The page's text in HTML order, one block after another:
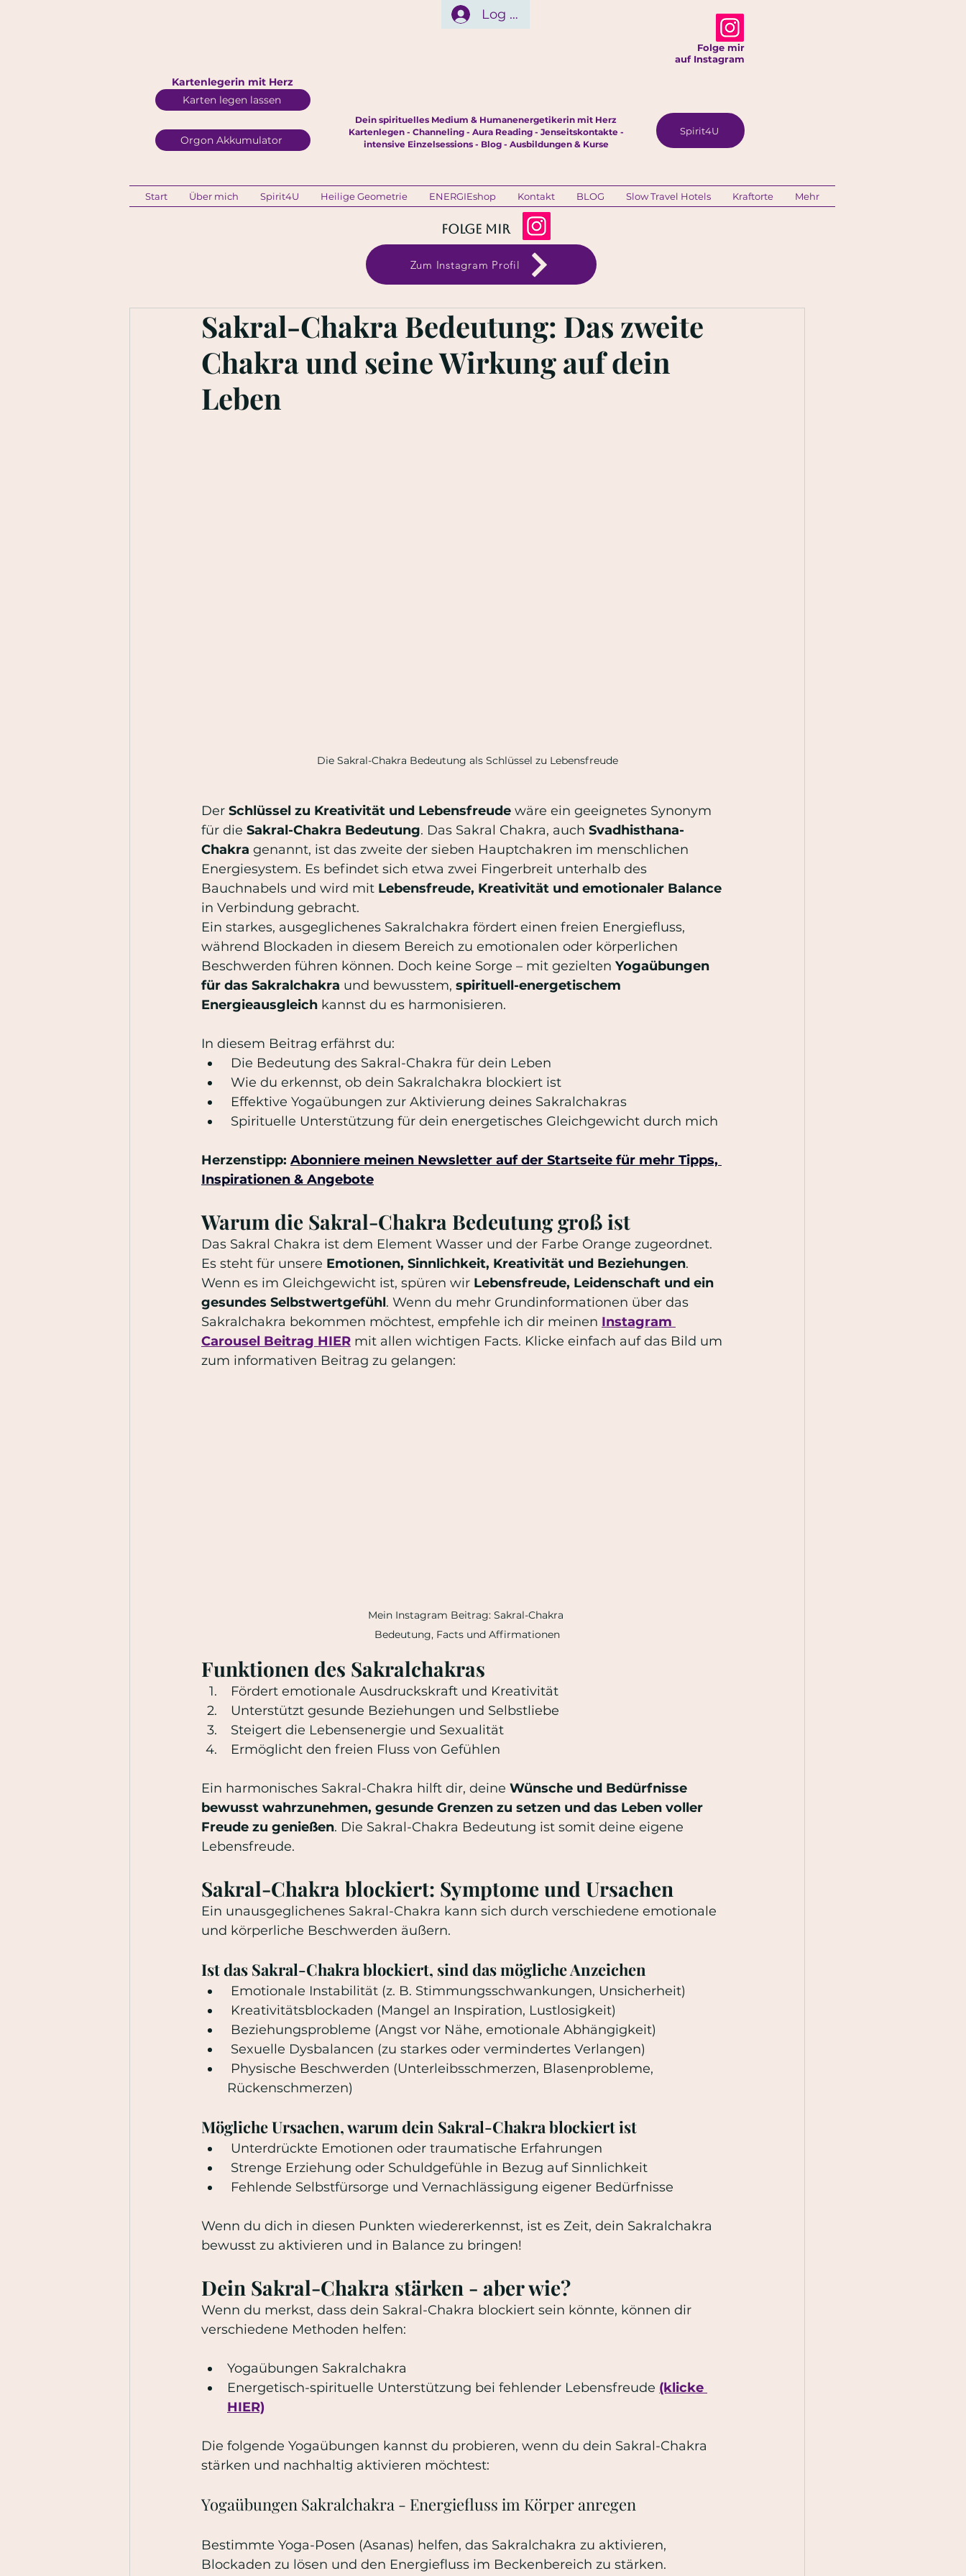
Kartenlegerin mit Herz
Karten legen lassen
Orgon Akkumulator
Log In
Dein spirituelles Medium & Humanenergetikerin mit Herz
Kartenlegen - Channeling - Aura Reading - Jenseitskontakte -
intensive Einzelsessions - Blog - Ausbildungen & Kurse
Folge mir
auf Instagram
Spirit4U
Start Über mich Spirit4U Heilige Geometrie ENERGIEshop Kontakt BLOG Slow Travel Hotels Kraftorte Mehr
Folge mir
Zum Instagram Profil
Sakral-Chakra Bedeutung: Das zweite
Chakra und seine Wirkung auf dein
Leben
Die Sakral-Chakra Bedeutung als Schlüssel zu Lebensfreude
Der Schlüssel zu Kreativität und Lebensfreude wäre ein geeignetes Synonym
für die Sakral-Chakra Bedeutung. Das Sakral Chakra, auch Svadhisthana-
Chakra genannt, ist das zweite der sieben Hauptchakren im menschlichen
Energiesystem. Es befindet sich etwa zwei Fingerbreit unterhalb des
Bauchnabels und wird mit Lebensfreude, Kreativität und emotionaler Balance
in Verbindung gebracht.
Ein starkes, ausgeglichenes Sakralchakra fördert einen freien Energiefluss,
während Blockaden in diesem Bereich zu emotionalen oder körperlichen
Beschwerden führen können. Doch keine Sorge – mit gezielten Yogaübungen
für das Sakralchakra und bewusstem, spirituell-energetischem
Energieausgleich kannst du es harmonisieren.
In diesem Beitrag erfährst du:
Die Bedeutung des Sakral-Chakra für dein Leben
Wie du erkennst, ob dein Sakralchakra blockiert ist
Effektive Yogaübungen zur Aktivierung deines Sakralchakras
Spirituelle Unterstützung für dein energetisches Gleichgewicht durch mich
Herzenstipp: Abonniere meinen Newsletter auf der Startseite für mehr Tipps,
Inspirationen & Angebote
Warum die Sakral-Chakra Bedeutung groß ist
Das Sakral Chakra ist dem Element Wasser und der Farbe Orange zugeordnet.
Es steht für unsere Emotionen, Sinnlichkeit, Kreativität und Beziehungen.
Wenn es im Gleichgewicht ist, spüren wir Lebensfreude, Leidenschaft und ein
gesundes Selbstwertgefühl. Wenn du mehr Grundinformationen über das
Sakralchakra bekommen möchtest, empfehle ich dir meinen Instagram
Carousel Beitrag HIER mit allen wichtigen Facts. Klicke einfach auf das Bild um
zum informativen Beitrag zu gelangen:
Mein Instagram Beitrag: Sakral-Chakra
Bedeutung, Facts und Affirmationen
Funktionen des Sakralchakras
Fördert emotionale Ausdruckskraft und Kreativität
Unterstützt gesunde Beziehungen und Selbstliebe
Steigert die Lebensenergie und Sexualität
Ermöglicht den freien Fluss von Gefühlen
Ein harmonisches Sakral-Chakra hilft dir, deine Wünsche und Bedürfnisse
bewusst wahrzunehmen, gesunde Grenzen zu setzen und das Leben voller
Freude zu genießen. Die Sakral-Chakra Bedeutung ist somit deine eigene
Lebensfreude.
Sakral-Chakra blockiert: Symptome und Ursachen
Ein unausgeglichenes Sakral-Chakra kann sich durch verschiedene emotionale
und körperliche Beschwerden äußern.
Ist das Sakral-Chakra blockiert, sind das mögliche Anzeichen
Emotionale Instabilität (z. B. Stimmungsschwankungen, Unsicherheit)
Kreativitätsblockaden (Mangel an Inspiration, Lustlosigkeit)
Beziehungsprobleme (Angst vor Nähe, emotionale Abhängigkeit)
Sexuelle Dysbalancen (zu starkes oder vermindertes Verlangen)
Rückenschmerzen)
Mögliche Ursachen, warum dein Sakral-Chakra blockiert ist
Unterdrückte Emotionen oder traumatische Erfahrungen
Strenge Erziehung oder Schuldgefühle in Bezug auf Sinnlichkeit
Fehlende Selbstfürsorge und Vernachlässigung eigener Bedürfnisse
Wenn du dich in diesen Punkten wiedererkennst, ist es Zeit, dein Sakralchakra
bewusst zu aktivieren und in Balance zu bringen!
Dein Sakral-Chakra stärken - aber wie?
Wenn du merkst, dass dein Sakral-Chakra blockiert sein könnte, können dir
verschiedene Methoden helfen:
Yogaübungen Sakralchakra
Energetisch-spirituelle Unterstützung bei fehlender Lebensfreude (klicke
HIER)
Die folgende Yogaübungen kannst du probieren, wenn du dein Sakral-Chakra
stärken und nachhaltig aktivieren möchtest:
Yogaübungen Sakralchakra - Energiefluss im Körper anregen
Bestimmte Yoga-Posen (Asanas) helfen, das Sakralchakra zu aktivieren,
Blockaden zu lösen und den Energiefluss im Beckenbereich zu stärken.